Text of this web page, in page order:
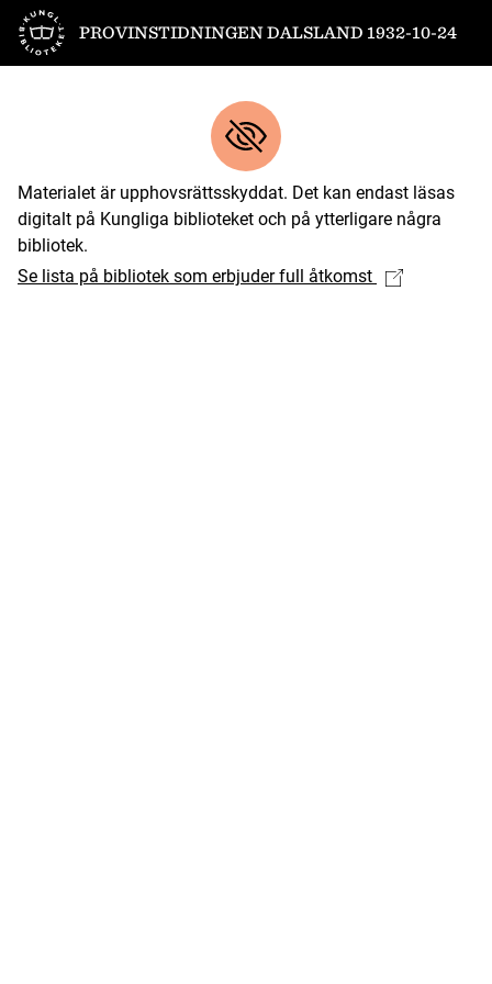
Till startsidan
PROVINSTIDNINGEN DALSLAND 1932-10-24
Materialet är upphovsrättsskyddat. Det kan endast läsas
digitalt på Kungliga biblioteket och på ytterligare några
bibliotek.
Se lista på bibliotek som erbjuder full åtkomst